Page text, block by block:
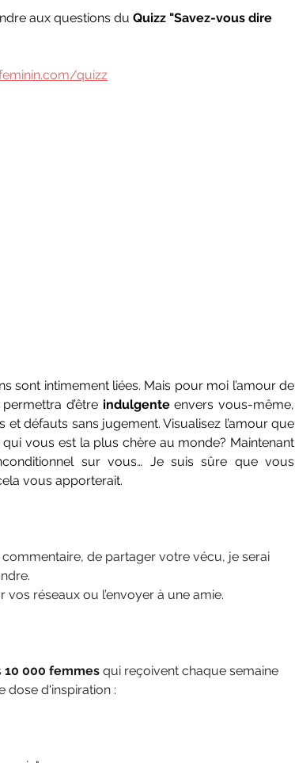
aux questions du Quizz "Savez-vous dire
quizz
sont intimement liées. Mais pour moi l’amour de
d’être indulgente envers vous-même,
et défauts sans jugement. Visualisez l’amour que
vous est la plus chère au monde? Maintenant
sur vous… Je suis sûre que vous
vous apporterait.
de partager votre vécu, je serai
réseaux ou l’envoyer à une amie.
10 000 femmes qui reçoivent chaque semaine
dose d'inspiration :